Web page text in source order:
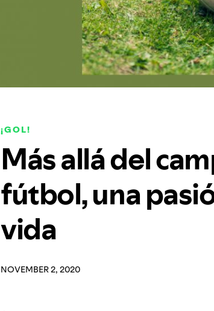
¡GOL!
Más allá del
fútbol, una
vida
NOVEMBER 2, 2020